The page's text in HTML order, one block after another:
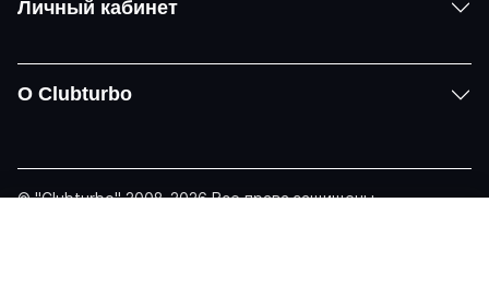
Личный кабинет
О Clubturbo
© "Clubturbo" 2008-2026 Все права защищены